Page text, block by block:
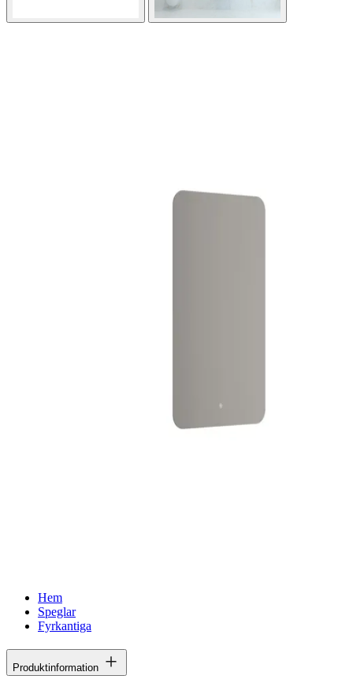
Hem
Speglar
Fyrkantiga
Produktinformation